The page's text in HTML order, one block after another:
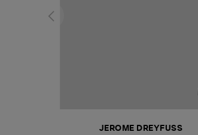
JEROME DREYFUSS